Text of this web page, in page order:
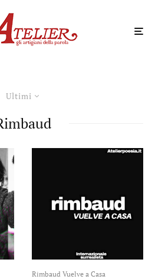
Ultimi
Rimbaud Vuelve a Casa